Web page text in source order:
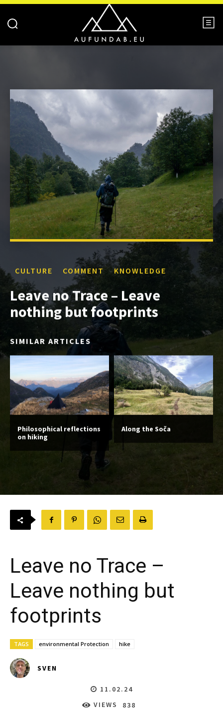
CULTURE COMMENT KNOWLEDGE
Leave no Trace – Leave
nothing but footprints
SIMILAR ARTICLES
Philosophical reflections
on hiking
Along the Soča
Leave no Trace –
Leave nothing but
footprints
TAGS environmental Protection hike
SVEN
11.02.24
VIEWS
838